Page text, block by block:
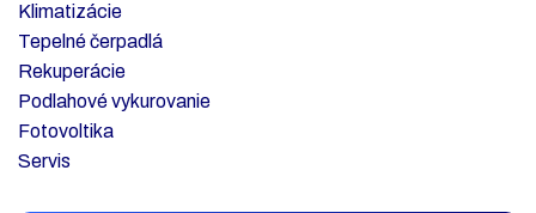
Klimatizácie
Tepelné čerpadlá
Rekuperácie
Podlahové vykurovanie
Fotovoltika
Servis